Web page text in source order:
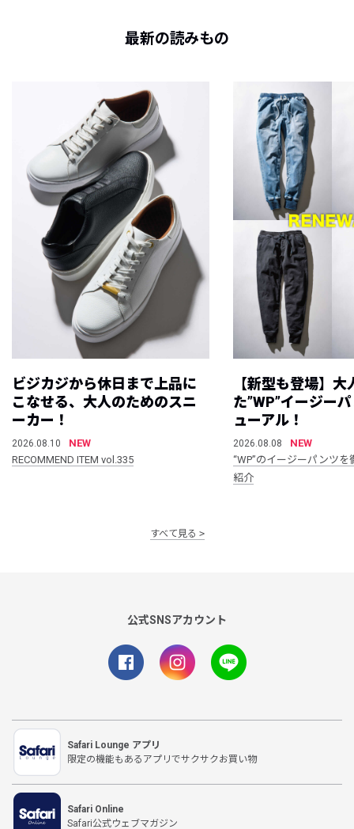
最新の読みもの
ビジカジから休日まで上品に
こなせる、大人のためのスニ
ーカー！
2026.08.10
NEW
RECOMMEND ITEM vol.335
【新型も登場】大
た”WP”イージー
ューアル！
2026.08.08
NEW
“WP”のイージーパンツ
紹介
すべて見る
公式SNSアカウント
Safari Lounge アプリ
限定の機能もあるアプリでサクサクお買い物
Safari Online
Safari公式ウェブマガジン